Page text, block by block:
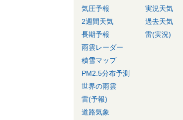
気圧予報
2週間天気
長期予報
雨雲レーダー
積雪マップ
PM2.5分布予測
世界の雨雲
雷(予報)
道路気象
実況天気
過去天気
雷(実況)